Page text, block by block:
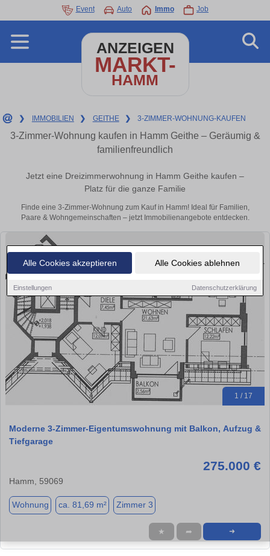
Alle Cookies akzeptieren Alle Cookies ablehnen
Einstellungen Datenschutzerklärung
Event Auto Immo Job
ANZEIGEN
MARKT-
HAMM
❯ IMMOBILIEN ❯ GEITHE ❯ 3-ZIMMER-WOHNUNG-KAUFEN
3-Zimmer-Wohnung kaufen in Hamm Geithe – Geräumig &
familienfreundlich
Jetzt eine Dreizimmerwohnung in Hamm Geithe kaufen –
Platz für die ganze Familie
Finde eine 3-Zimmer-Wohnung zum Kauf in Hamm! Ideal für Familien,
Paare & Wohngemeinschaften – jetzt Immobilienangebote entdecken.
1 / 17
Moderne 3-Zimmer-Eigentumswohnung mit Balkon, Aufzug &
Tiefgarage
275.000 €
Hamm, 59069
Wohnung ca. 81,69 m² Zimmer 3
★ ➦ ➜